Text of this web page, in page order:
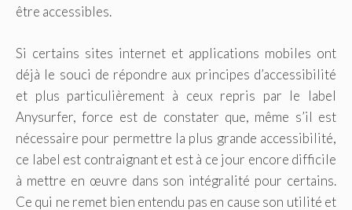
être accessibles.
Si certains sites internet et applications mobiles ont
déjà le souci de répondre aux principes d’accessibilité
et plus particulièrement à ceux repris par le label
Anysurfer, force est de constater que, même s’il est
nécessaire pour permettre la plus grande accessibilité,
ce label est contraignant et est à ce jour encore difficile
à mettre en œuvre dans son intégralité pour certains.
Ce qui ne remet bien entendu pas en cause son utilité et